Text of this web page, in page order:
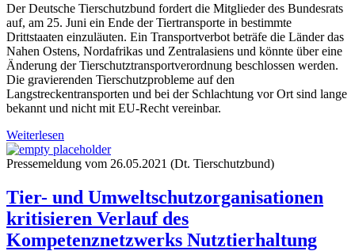
Der Deutsche Tierschutzbund fordert die Mitglieder des Bundesrats
auf, am 25. Juni ein Ende der Tiertransporte in bestimmte
Drittstaaten einzuläuten. Ein Transportverbot beträfe die Länder das
Nahen Ostens, Nordafrikas und Zentralasiens und könnte über eine
Änderung der Tierschutztransportverordnung beschlossen werden.
Die gravierenden Tierschutzprobleme auf den
Langstreckentransporten und bei der Schlachtung vor Ort sind lange
bekannt und nicht mit EU-Recht vereinbar.
Weiterlesen
Pressemeldung vom 26.05.2021 (Dt. Tierschutzbund)
Tier- und Umweltschutzorganisationen
kritisieren Verlauf des
Kompetenznetzwerks Nutztierhaltung